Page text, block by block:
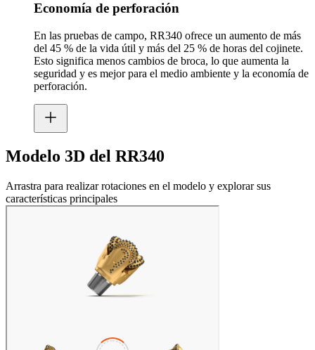
Economía de perforación
En las pruebas de campo, RR340 ofrece un aumento de más
del 45 % de la vida útil y más del 25 % de horas del cojinete.
Esto significa menos cambios de broca, lo que aumenta la
seguridad y es mejor para el medio ambiente y la economía de
perforación.
Modelo 3D del RR340
Arrastra para realizar rotaciones en el modelo y explorar sus
características principales